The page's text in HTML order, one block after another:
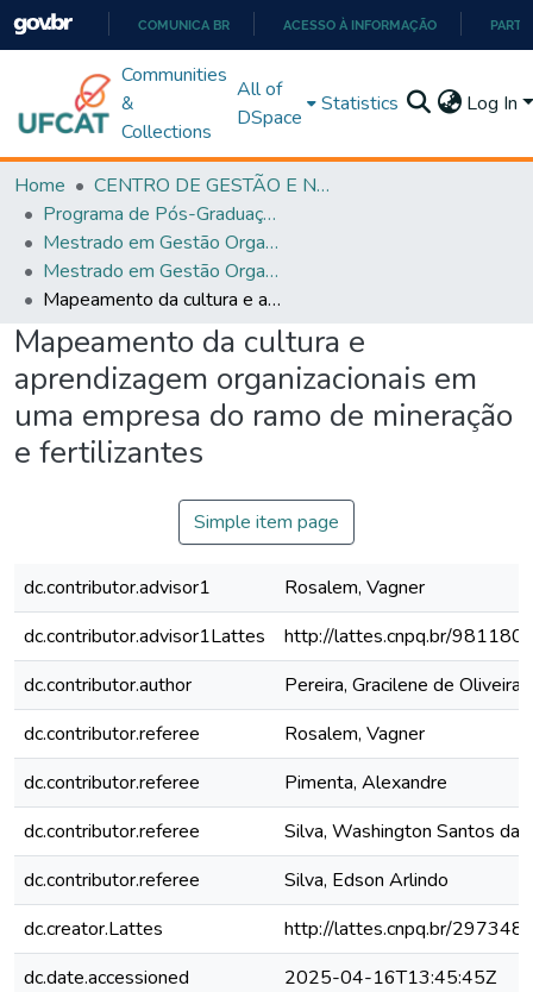
PARA
O
COMUNICA BR ACESSO À INFORMAÇÃO
Communities
&
Collections
All of
DSpace
Statistics Log In
Home
CENTRO DE GESTÃO E NEGÓCIOS
Programa de Pós-Graduação em Gestão Organizacional (PPGGO)
Mestrado em Gestão Organizacional - PPGGO
Mestrado em Gestão Organizacional - PPGGO
Mapeamento da cultura e aprendizagem organizacionais em uma empresa do ramo de mineração e fertilizantes
Mapeamento da cultura e
aprendizagem organizacionais em
uma empresa do ramo de mineração
e fertilizantes
Simple item page
dc.contributor.advisor1
Rosalem, Vagner
dc.contributor.advisor1Lattes
http://lattes.cnpq.br/
dc.contributor.author
Pereira, Gracilene de Oliveira
dc.contributor.referee
Rosalem, Vagner
dc.contributor.referee
Pimenta, Alexandre
dc.contributor.referee
Silva, Washington Santos da
dc.contributor.referee
Silva, Edson Arlindo
dc.creator.Lattes
http://lattes.cnpq.br/
dc.date.accessioned
2025-04-16T13:45:45Z